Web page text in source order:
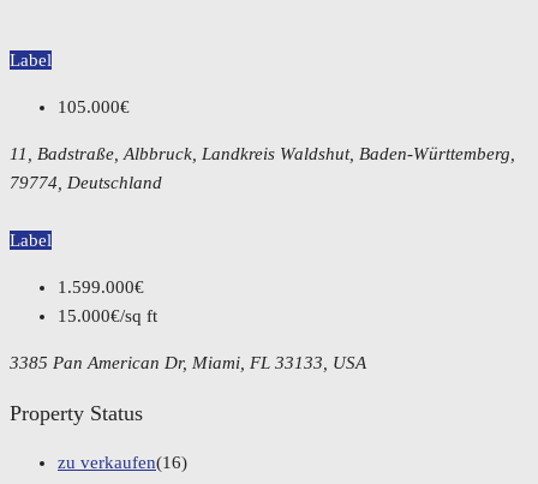
Label
105.000€
11, Badstraße, Albbruck, Landkreis Waldshut, Baden-Württemberg,
79774, Deutschland
Label
1.599.000€
15.000€/sq ft
3385 Pan American Dr, Miami, FL 33133, USA
Property Status
zu verkaufen(16)